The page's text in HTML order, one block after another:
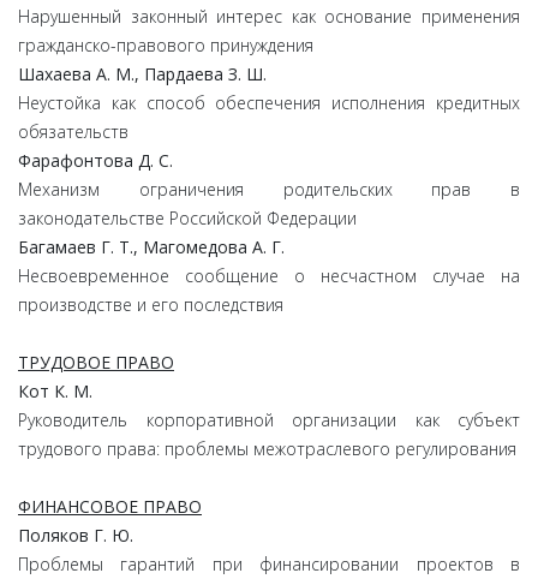
Нарушенный законный интерес как основание применения
гражданско-правового принуждения
Шахаева А. М., Пардаева З. Ш.
Неустойка как способ обеспечения исполнения кредитных
обязательств
Фарафонтова Д. С.
Механизм ограничения родительских прав в
законодательстве Российской Федерации
Багамаев Г. Т., Магомедова А. Г.
Несвоевременное сообщение о несчастном случае на
производстве и его последствия
ТРУДОВОЕ ПРАВО
Кот К. М.
Руководитель корпоративной организации как субъект
трудового права: проблемы межотраслевого регулирования
ФИНАНСОВОЕ ПРАВО
Поляков Г. Ю.
Проблемы гарантий при финансировании проектов в